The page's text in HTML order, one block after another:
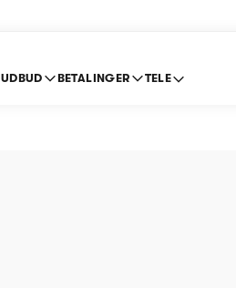
UDBUD BETALINGER TELE